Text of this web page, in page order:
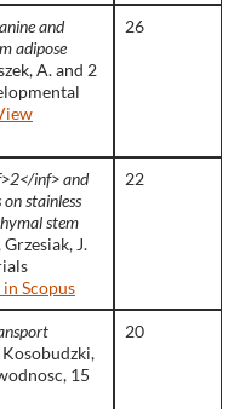
and
adipose
A. and 2
26
inf> and
stainless
stem
J.
Scopus
22
Kosobudzki,
15
20